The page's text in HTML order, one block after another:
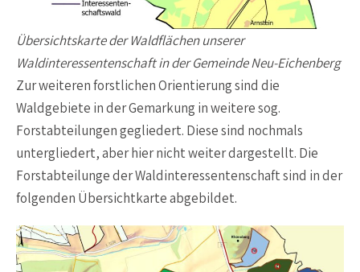
Übersichtskarte der Waldflächen unserer
Waldinteressentenschaft in der Gemeinde Neu-Eichenberg
Zur weiteren forstlichen Orientierung sind die
Waldgebiete in der Gemarkung in weitere sog.
Forstabteilungen gegliedert. Diese sind nochmals
untergliedert, aber hier nicht weiter dargestellt. Die
Forstabteilunge der Waldinteressentenschaft sind in der
folgenden Übersichtkarte abgebildet.